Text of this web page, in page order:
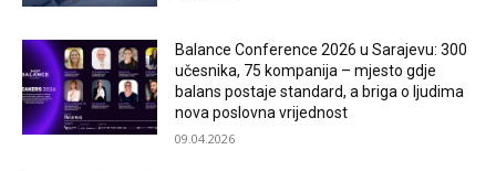
Balance Conference 2026 u Sarajevu: 300
učesnika, 75 kompanija – mjesto gdje
balans postaje standard, a briga o ljudima
nova poslovna vrijednost
09.04.2026